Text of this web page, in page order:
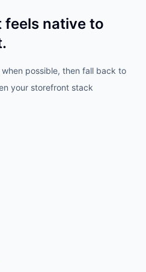
native to
possible, then fall back to
your storefront stack